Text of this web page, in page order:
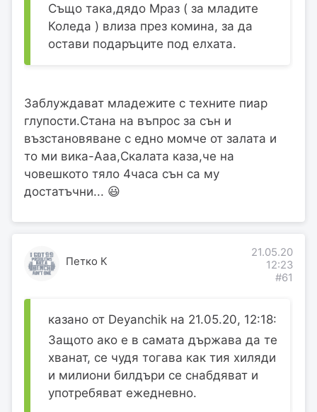
Също така,дядо Мраз ( за младите
Коледа ) влиза през комина, за да
остави подаръците под елхата.
Заблуждават младежите с техните пиар
глупости.Стана на въпрос за сън и
възстановяване с едно момче от залата и
то ми вика-Ааа,Скалата каза,че на
човешкото тяло 4часа сън са му
достатъчни... 😃
Петко К
21.05.20
12:23
#61
казано от Deyanchik на 21.05.20, 12:18:
Защото ако е в самата държава да те
хванат, се чудя тогава как тия хиляди
и милиони билдъри се снабдяват и
употребяват ежедневно.